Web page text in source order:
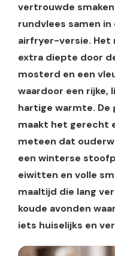
vertrouwde
rundvlees samen in
airfryer-versie. Het
extra diepte door
mosterd en een
waardoor een
hartige warmte. De
maakt het gerecht
meteen dat
een winterse
eiwitten en volle
maaltijd die lang
koude avonden
iets huiselijks en